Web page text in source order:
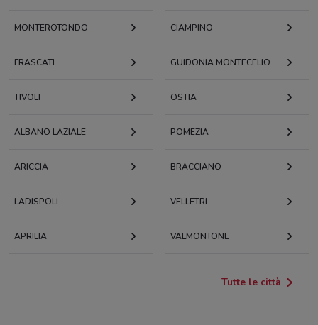
MONTEROTONDO CIAMPINO
FRASCATI GUIDONIA MONTECELIO
TIVOLI OSTIA
ALBANO LAZIALE POMEZIA
ARICCIA BRACCIANO
LADISPOLI VELLETRI
APRILIA VALMONTONE
Tutte le città